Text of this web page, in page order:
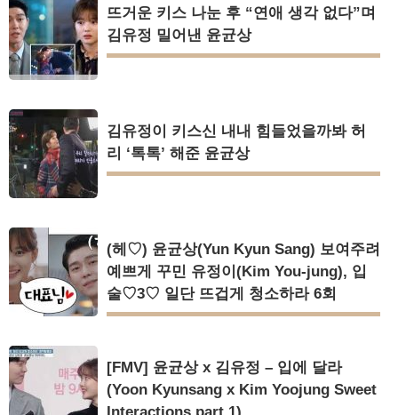
뜨거운 키스 나눈 후 “연애 생각 없다”며
김유정 밀어낸 윤균상
김유정이 키스신 내내 힘들었을까봐 허
리 ‘톡톡’ 해준 윤균상
(헤♡) 윤균상(Yun Kyun Sang) 보여주려
예쁘게 꾸민 유정이(Kim You-jung), 입
술♡3♡ 일단 뜨겁게 청소하라 6회
[FMV] 윤균상 x 김유정 – 입에 달라
(Yoon Kyunsang x Kim Yoojung Sweet
Interactions part 1)